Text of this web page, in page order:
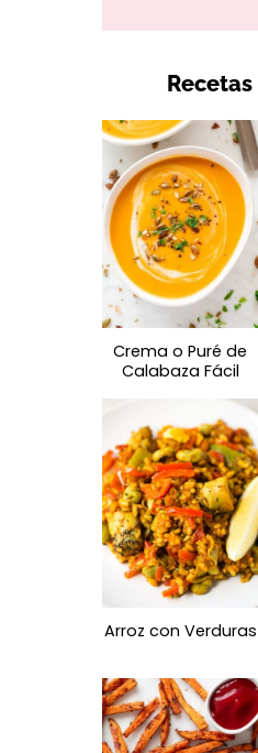
Crema o Puré de
Calabaza Fácil
Arroz con Verduras